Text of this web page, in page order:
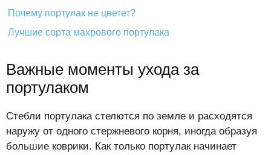
Почему портулак не цветет?
Лучшие сорта махрового портулака
Важные моменты ухода за
портулаком
Стебли портулака стелются по земле и расходятся
наружу от одного стержневого корня, иногда образуя
большие коврики. Как только портулак начинает